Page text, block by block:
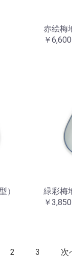
赤絵
￥6,600
）
緑彩梅
￥3,850
2 3 次